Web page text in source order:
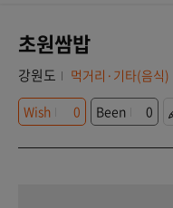
초원쌈밥
강원도
먹거리·기타(음식)
Wish
0 Been 0